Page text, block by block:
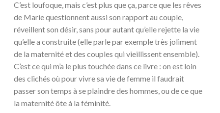
C’est loufoque, mais c’est plus que ça, parce que les rêves
de Marie questionnent aussi son rapport au couple,
réveillent son désir, sans pour autant qu’elle rejette la vie
qu’elle a construite (elle parle par exemple très joliment
de la maternité et des couples qui vieillissent ensemble).
C’est ce qui m’a le plus touchée dans ce livre : on est loin
des clichés où pour vivre sa vie de femme il faudrait
passer son temps à se plaindre des hommes, ou de ce que
la maternité ôte à la féminité.